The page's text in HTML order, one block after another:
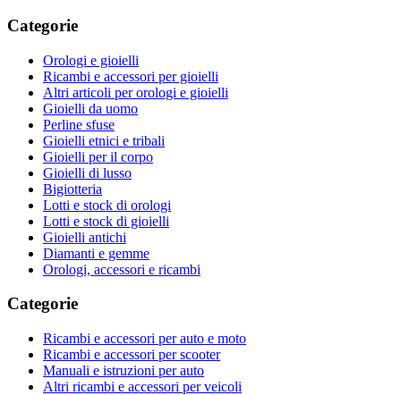
Categorie
Orologi e gioielli
Ricambi e accessori per gioielli
Altri articoli per orologi e gioielli
Gioielli da uomo
Perline sfuse
Gioielli etnici e tribali
Gioielli per il corpo
Gioielli di lusso
Bigiotteria
Lotti e stock di orologi
Lotti e stock di gioielli
Gioielli antichi
Diamanti e gemme
Orologi, accessori e ricambi
Categorie
Ricambi e accessori per auto e moto
Ricambi e accessori per scooter
Manuali e istruzioni per auto
Altri ricambi e accessori per veicoli